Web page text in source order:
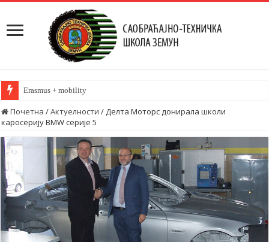
Erasmus + mobility
Почетна /Актуелности /Делта Моторс донирала школи
каросерију BMW серије 5